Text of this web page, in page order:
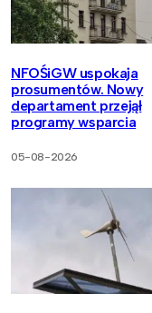
NFOŚiGW uspokaja
prosumentów. Nowy
departament przejął
programy wsparcia
05-08-2026